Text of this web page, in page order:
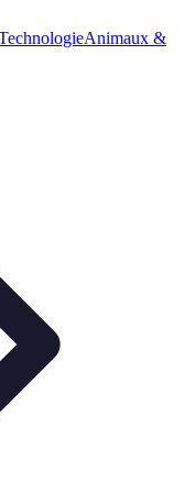
Animaux &